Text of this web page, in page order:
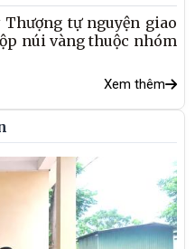
Thượng tự nguyện giao
núi vàng thuộc nhóm
Xem thêm